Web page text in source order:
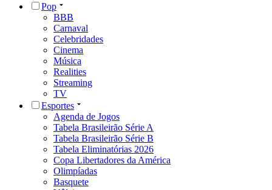
Pop
BBB
Carnaval
Celebridades
Cinema
Música
Realities
Streaming
TV
Esportes
Agenda de Jogos
Tabela Brasileirão Série A
Tabela Brasileirão Série B
Tabela Eliminatórias 2026
Copa Libertadores da América
Olimpíadas
Basquete